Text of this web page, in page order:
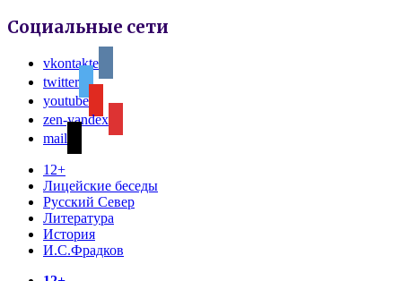
Социальные сети
vkontakte
twitter
youtube
zen-yandex
mail
12+
Лицейские беседы
Русский Север
Литература
История
И.С.Фрадков